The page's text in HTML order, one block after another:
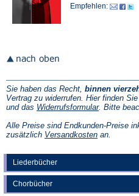
Liederbücher
Chorbücher
Empfehlen:
Sie haben das Recht, binnen
Vertrag zu widerrufen. Hier finden
und das Widerrufsformular(Öffnet
einem
neuen
. Bitte
Alle Preise sind Endkunden-Preise
zusätzlich Versandkosten(Öffnet
an.